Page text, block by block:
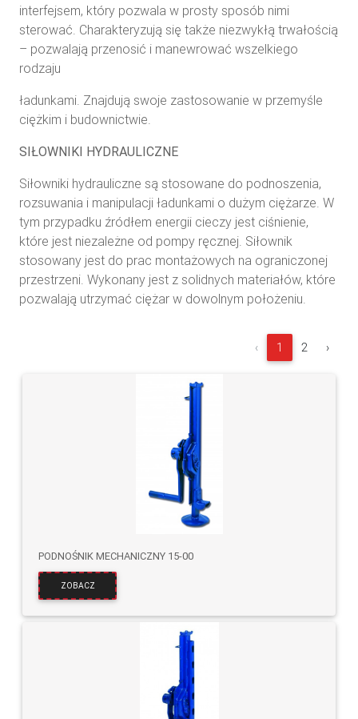
interfejsem, który pozwala w prosty sposób nimi
sterować. Charakteryzują się także niezwykłą trwałością
– pozwalają przenosić i manewrować wszelkiego
rodzaju
ładunkami. Znajdują swoje zastosowanie w przemyśle
ciężkim i budownictwie.
SIŁOWNIKI HYDRAULICZNE
Siłowniki hydrauliczne są stosowane do podnoszenia,
rozsuwania i manipulacji ładunkami o dużym ciężarze. W
tym przypadku źródłem energii cieczy jest ciśnienie,
które jest niezależne od pompy ręcznej. Siłownik
stosowany jest do prac montażowych na ograniczonej
przestrzeni. Wykonany jest z solidnych materiałów, które
pozwalają utrzymać ciężar w dowolnym położeniu.
‹ 1 2 ›
PODNOŚNIK MECHANICZNY 15-00
ZOBACZ